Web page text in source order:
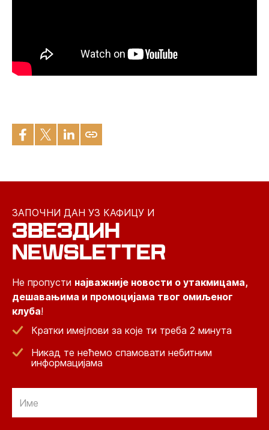
ЗАПОЧНИ ДАН УЗ КАФИЦУ И
ЗВЕЗДИН
NEWSLETTER
Не пропусти најважније новости о утакмицама,
дешавањима и промоцијама твог омиљеног
клуба!
Кратки имејлови за које ти треба 2 минута
Никад те нећемо спамовати небитним
информацијама